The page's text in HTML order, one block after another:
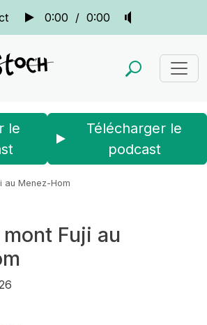
0:00 / 0:00
le
Télécharger le
podcast
au Menez-Hom
Fuji au